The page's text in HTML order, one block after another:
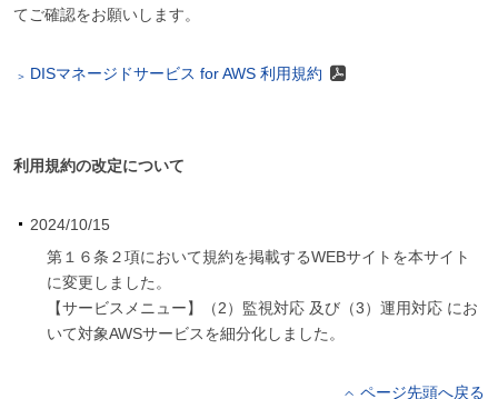
てご確認をお願いします。
DISマネージドサービス for AWS 利用規約
利用規約の改定について
2024/10/15
第１６条２項において規約を掲載するWEBサイトを本サイト
に変更しました。
【サービスメニュー】（2）監視対応 及び（3）運用対応 にお
いて対象AWSサービスを細分化しました。
ページ先頭へ戻る